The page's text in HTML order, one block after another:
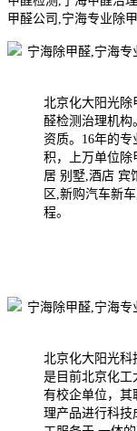
甲醛公司,宁海专业除
北京化大阳光除
醛检测治理机构
资质。16年的专
积，上万单位除
居 别墅,酒店 宾
区,新购汽车新
程。
北京化大阳光科
是目前北京化工
有校企单位，其
理产品进行科技